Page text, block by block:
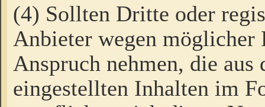
(4) Sollten Dritte oder
Anbieter wegen möglicher
Anspruch nehmen, die
eingestellten Inhalten im